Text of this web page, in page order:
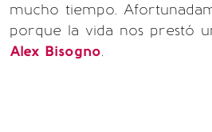
mucho tiempo.
porque la vida nos prestó
Alex Bisogno.